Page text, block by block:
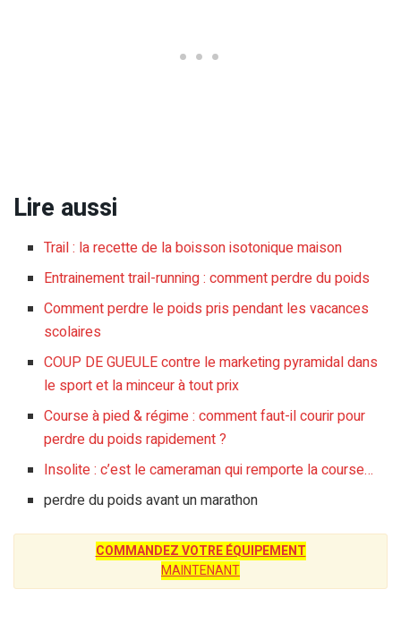
Lire aussi
Trail : la recette de la boisson isotonique maison
Entrainement trail-running : comment perdre du poids
Comment perdre le poids pris pendant les vacances
scolaires
COUP DE GUEULE contre le marketing pyramidal dans
le sport et la minceur à tout prix
Course à pied & régime : comment faut-il courir pour
perdre du poids rapidement ?
Insolite : c’est le cameraman qui remporte la course…
perdre du poids avant un marathon
COMMANDEZ VOTRE ÉQUIPEMENT
MAINTENANT